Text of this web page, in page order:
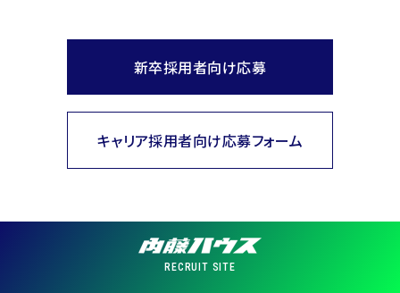
新卒採用者向け応募
キャリア採用者向け応募フォーム
RECRUIT SITE